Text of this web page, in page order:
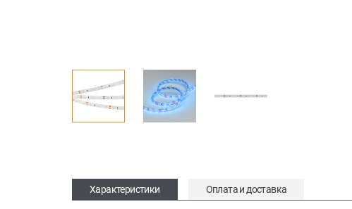
Характеристики Оплата и доставка